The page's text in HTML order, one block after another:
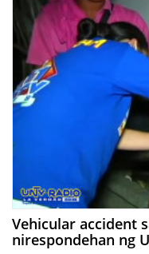
Vehicular accident
nirespondehan ng